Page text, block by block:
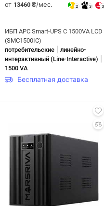
от 13460 ₴/мес. 2 3 3
ИБП APC Smart-UPS C 1500VA LCD
(SMC1500IC)
потребительские
линейно-
интерактивны­й (Line-Interactive)
1500 VA
Бесплатная доставка